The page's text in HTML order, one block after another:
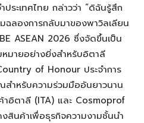
ประเทศไทย กล่าวว่า “ดิฉันรู้สึก
ฉลองการกลับมาของพาวิลเลียน
ASEAN 2026 ซึ่งจัดขึ้นเป็น
มายอย่างยิ่งสำหรับอิตาลี
of Honour ประจำการ
หรับความร่วมมืออันยาวนาน
าอิตาลี (ITA) และ Cosmoprof
สินค้าเพื่อธุรกิจความงามชั้นนำ